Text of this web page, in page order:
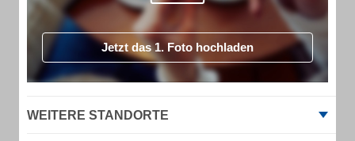
Jetzt das 1. Foto hochladen
WEITERE STANDORTE